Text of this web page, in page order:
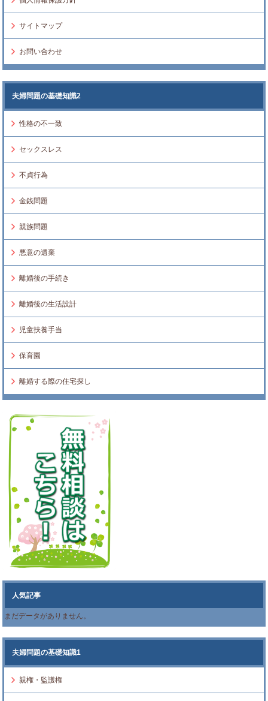
サイトマップ
お問い合わせ
夫婦問題の基礎知識2
性格の不一致
セックスレス
不貞行為
金銭問題
親族問題
悪意の遺棄
離婚後の手続き
離婚後の生活設計
児童扶養手当
保育園
離婚する際の住宅探し
人気記事
まだデータがありません。
夫婦問題の基礎知識1
親権・監護権